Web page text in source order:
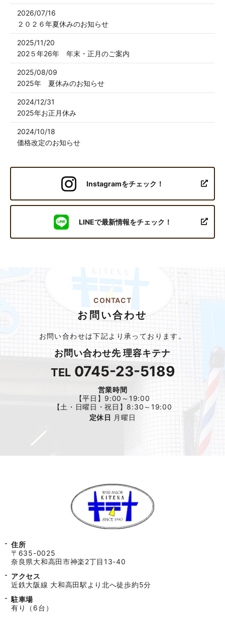
2026/07/16
２０２６年夏休みのお知らせ
2025/11/20
202５年26年 年末・正月のご案内
2025/08/09
2025年 夏休みのお知らせ
2024/12/31
2025年お正月休み
2024/10/18
価格改定のお知らせ
Instagramをチェック！
LINEで最新情報をチェック！
CONTACT
お問い合わせ
お問い合わせは下記より承っております。
お問い合わせ先 理容キテナ
TEL 0745-23-5189
営業時間
【平日】9:00～19:00
【土・日曜日・祝日】8:30～19:00
定休日 月曜日
住所
〒635-0025
奈良県大和高田市神楽2丁目13-40
アクセス
近鉄大阪線 大和高田駅より北へ徒歩約5分
駐車場
有り（6台）